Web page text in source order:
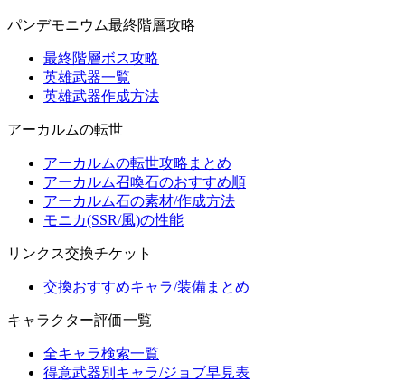
パンデモニウム最終階層攻略
最終階層ボス攻略
英雄武器一覧
英雄武器作成方法
アーカルムの転世
アーカルムの転世攻略まとめ
アーカルム召喚石のおすすめ順
アーカルム石の素材/作成方法
モニカ(SSR/風)の性能
リンクス交換チケット
交換おすすめキャラ/装備まとめ
キャラクター評価一覧
全キャラ検索一覧
得意武器別キャラ/ジョブ早見表